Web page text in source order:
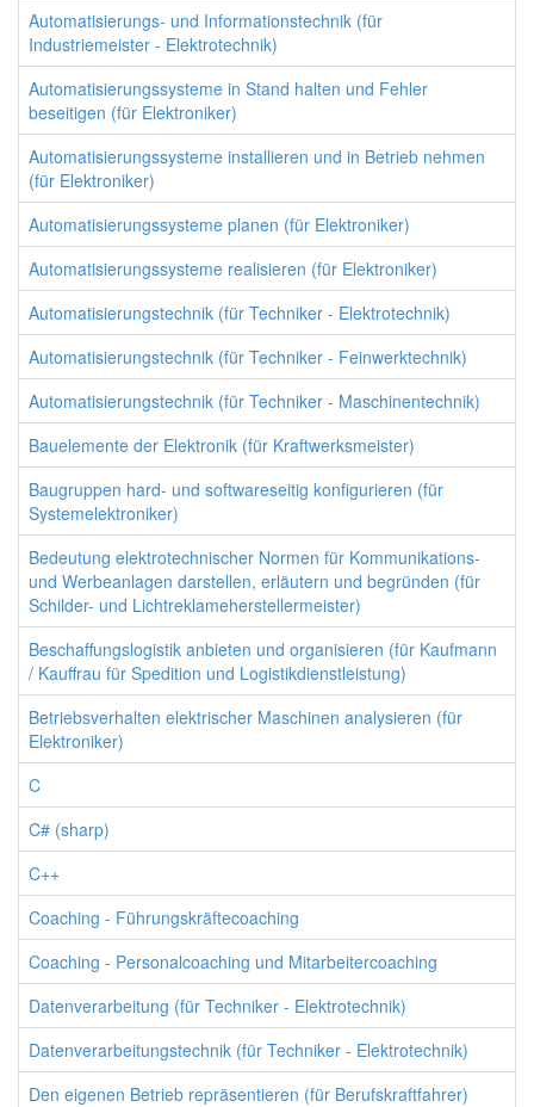
Automatisierungs- und Informationstechnik (für
Industriemeister - Elektrotechnik)
Automatisierungssysteme in Stand halten und Fehler
beseitigen (für Elektroniker)
Automatisierungssysteme installieren und in Betrieb nehmen
(für Elektroniker)
Automatisierungssysteme planen (für Elektroniker)
Automatisierungssysteme realisieren (für Elektroniker)
Automatisierungstechnik (für Techniker - Elektrotechnik)
Automatisierungstechnik (für Techniker - Feinwerktechnik)
Automatisierungstechnik (für Techniker - Maschinentechnik)
Bauelemente der Elektronik (für Kraftwerksmeister)
Baugruppen hard- und softwareseitig konfigurieren (für
Systemelektroniker)
Bedeutung elektrotechnischer Normen für Kommunikations-
und Werbeanlagen darstellen, erläutern und begründen (für
Schilder- und Lichtreklameherstellermeister)
Beschaffungslogistik anbieten und organisieren (für Kaufmann
/ Kauffrau für Spedition und Logistikdienstleistung)
Betriebsverhalten elektrischer Maschinen analysieren (für
Elektroniker)
C
C# (sharp)
C++
Coaching - Führungskräftecoaching
Coaching - Personalcoaching und Mitarbeitercoaching
Datenverarbeitung (für Techniker - Elektrotechnik)
Datenverarbeitungstechnik (für Techniker - Elektrotechnik)
Den eigenen Betrieb repräsentieren (für Berufskraftfahrer)